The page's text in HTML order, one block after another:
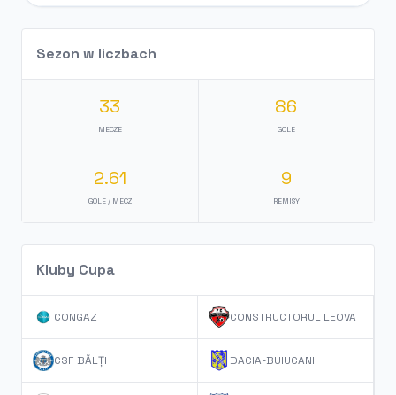
Sezon w liczbach
33
MECZE
86
GOLE
2.61
GOLE / MECZ
9
REMISY
Kluby Cupa
CONGAZ CONSTRUCTORUL LEOVA
CSF BĂLȚI DACIA-BUIUCANI